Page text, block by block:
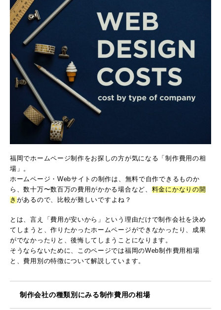
福岡でホームページ制作をお探しの方が気になる「制作費用の相
場」。
ホームページ・Webサイトの制作は、無料で自作できるものか
ら、数十万〜数百万の費用がかかる場合など、 料金にかなりの開
き があるので、比較が難しいですよね？
とは、言え「費用が安いから」という理由だけで制作会社を決め
てしまうと、作りたかったホームページができなかったり、成果
がでなかったりと、後悔してしまうことになります。
そうならないために、このページでは福岡のWeb制作費用相場
と、費用別の特徴について解説しています。
制作会社の種類別にみる制作費用の相場